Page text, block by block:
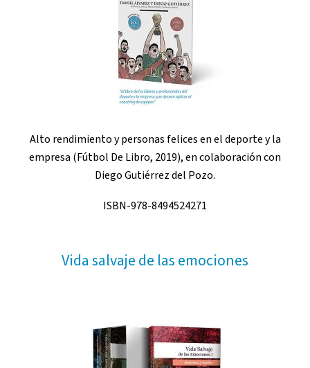
Alto rendimiento y personas felices en el deporte y la
empresa (Fútbol De Libro, 2019), en colaboración con
Diego Gutiérrez del Pozo.
ISBN-978-8494524271
Vida salvaje de las emociones